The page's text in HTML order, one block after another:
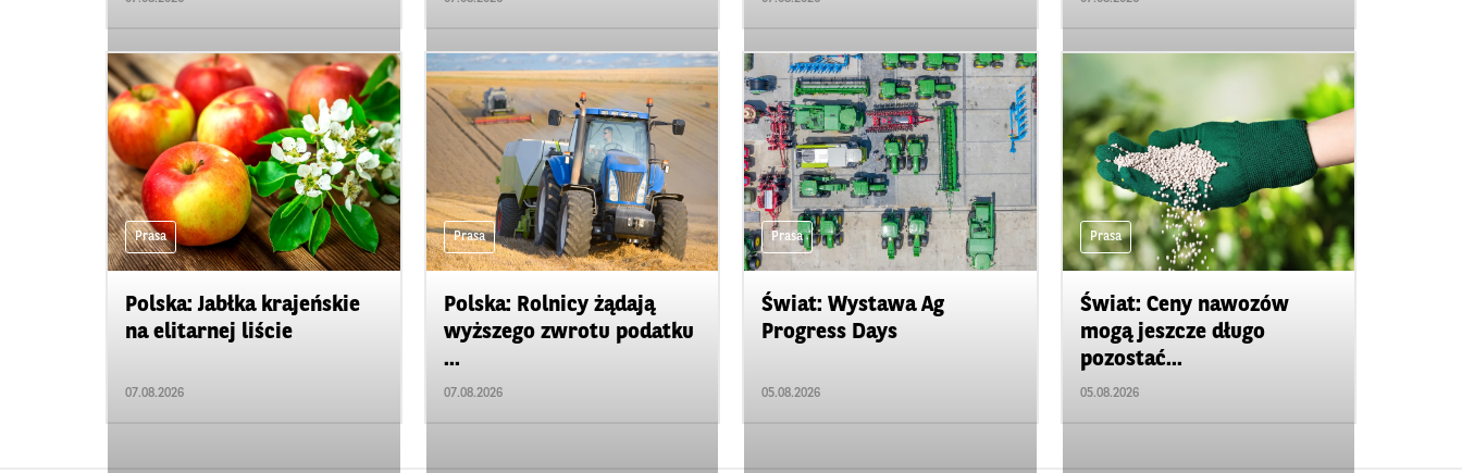
Prasa
Polska: Jabłka krajeńskie
na elitarnej liście
07.08.2026
Prasa
Polska: Rolnicy żądają
wyższego zwrotu podatku
...
07.08.2026
Prasa
Świat: Wystawa Ag
Progress Days
05.08.2026
Prasa
Świat: Ceny nawozów
mogą jeszcze długo
pozostać...
05.08.2026